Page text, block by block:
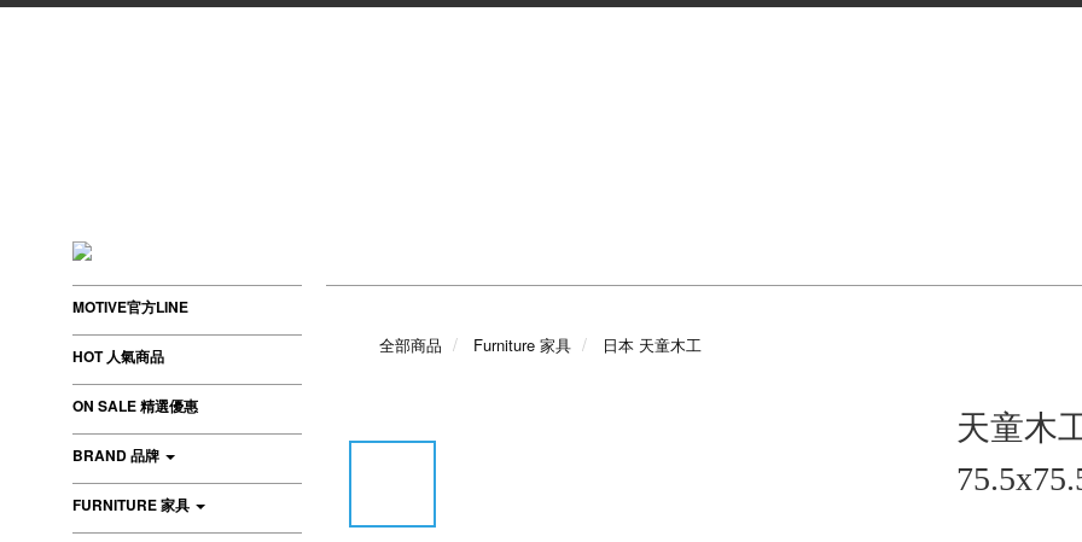
MOTIVE官方LINE
HOT 人氣商品
ON SALE 精選優惠
BRAND 品牌
FURNITURE 家具
全部商品 Furniture 家具 日本 天童木工
天童木